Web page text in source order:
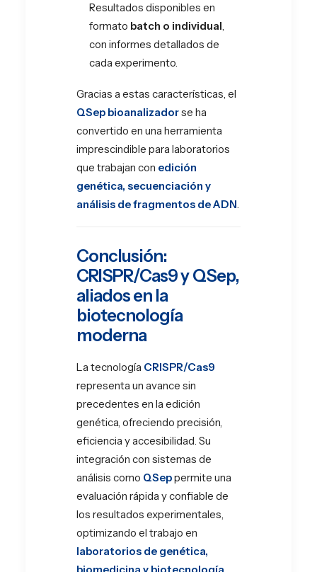
Resultados disponibles en
formato batch o individual,
con informes detallados de
cada experimento.
Gracias a estas características, el
QSep bioanalizadorse ha
convertido en una herramienta
imprescindible para laboratorios
que trabajan con edición
genética, secuenciación y
análisis de fragmentos de ADN.
Conclusión:
CRISPR/Cas9 y QSep,
aliados en la
biotecnología
moderna
La tecnología CRISPR/Cas9
representa un avance sin
precedentes en la edición
genética, ofreciendo precisión,
eficiencia y accesibilidad. Su
integración con sistemas de
análisis como QSeppermite una
evaluación rápida y confiable de
los resultados experimentales,
optimizando el trabajo en
laboratorios de genética,